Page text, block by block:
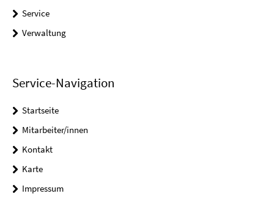
Service
Verwaltung
Service-Navigation
Startseite
Mitarbeiter/innen
Kontakt
Karte
Impressum